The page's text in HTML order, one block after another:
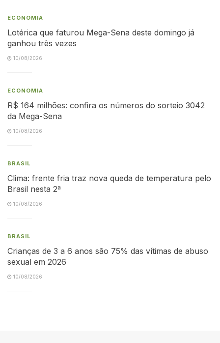
ECONOMIA
Lotérica que faturou Mega-Sena deste domingo já
ganhou três vezes
10/08/2026
ECONOMIA
R$ 164 milhões: confira os números do sorteio 3042
da Mega-Sena
10/08/2026
BRASIL
Clima: frente fria traz nova queda de temperatura pelo
Brasil nesta 2ª
10/08/2026
BRASIL
Crianças de 3 a 6 anos são 75% das vítimas de abuso
sexual em 2026
10/08/2026